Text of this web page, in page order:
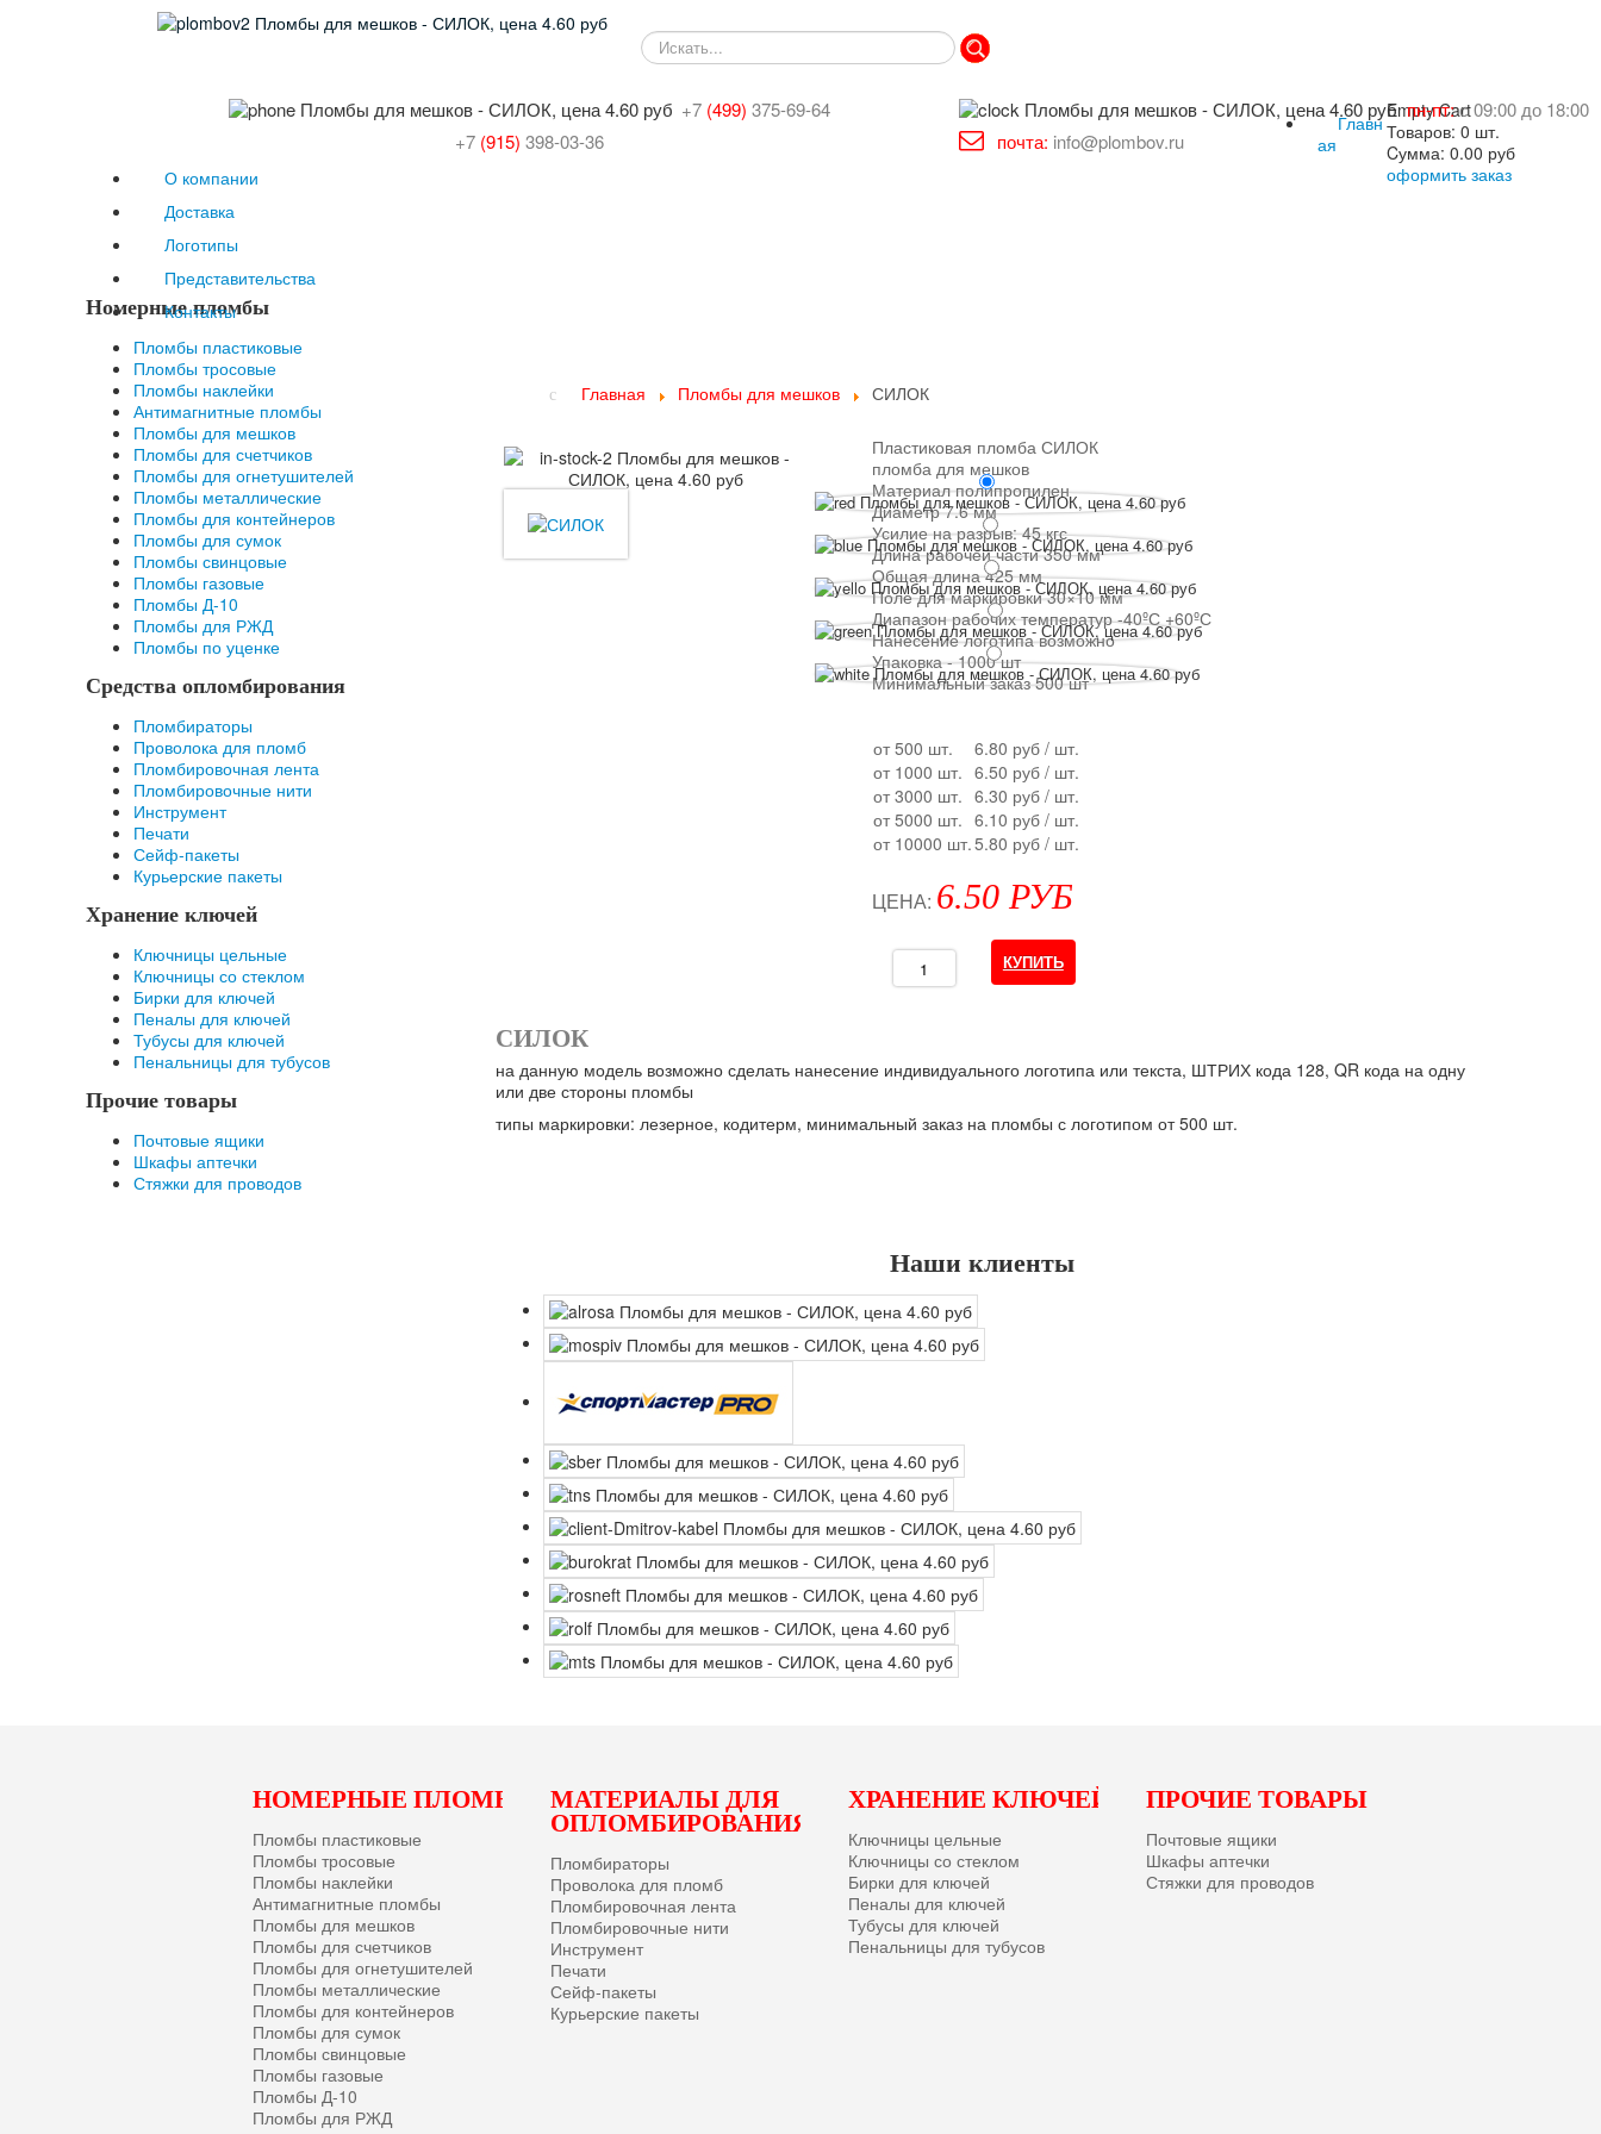
SEARCH
+7 (499) 375-69-64
+7 (915) 398-03-36
пн-пт:с 09:00 до 18:00
почта: info@plombov.ru
Empty Cart
Товаров: 0 шт.
Cумма: 0.00 руб
оформить заказ
Главн
ая
О компании
Доставка
Логотипы
Представительства
Контакты
Номерные пломбы
Пломбы пластиковые
Пломбы тросовые
Пломбы наклейки
Антимагнитные пломбы
Пломбы для мешков
Пломбы для счетчиков
Пломбы для огнетушителей
Пломбы металлические
Пломбы для контейнеров
Пломбы для сумок
Пломбы свинцовые
Пломбы газовые
Пломбы Д-10
Пломбы для РЖД
Пломбы по уценке
Средства опломбирования
Пломбираторы
Проволока для пломб
Пломбировочная лента
Пломбировочные нити
Инструмент
Печати
Сейф-пакеты
Курьерские пакеты
Хранение ключей
Ключницы цельные
Ключницы со стеклом
Бирки для ключей
Пеналы для ключей
Тубусы для ключей
Пенальницы для тубусов
Прочие товары
Почтовые ящики
Шкафы аптечки
Стяжки для проводов
Главная Пломбы для мешков СИЛОК
Пластиковая пломба СИЛОК
пломба для мешков
Материал полипропилен
Диаметр 7.6 мм
Усилие на разрыв: 45 кгс
Длина рабочей части 350 мм
Общая длина 425 мм
Поле для маркировки 30×10 мм
Диапазон рабочих температур -40ºС +60ºС
Нанесение логотипа возможно
Упаковка - 1000 шт
Минимальный заказ 500 шт
от 500 шт. 6.80 руб / шт.
от 1000 шт. 6.50 руб / шт.
от 3000 шт. 6.30 руб / шт.
от 5000 шт. 6.10 руб / шт.
от 10000 шт.5.80 руб / шт.
ЦЕНА: 6.50 РУБ
СИЛОК
на данную модель возможно сделать нанесение индивидуального логотипа или текста, ШТРИХ кода 128, QR кода на одну
или две стороны пломбы
типы маркировки: лезерное, кодитерм, минимальный заказ на пломбы с логотипом от 500 шт.
Наши клиенты
НОМЕРНЫЕ ПЛОМБЫ
Пломбы пластиковые
Пломбы тросовые
Пломбы наклейки
Антимагнитные пломбы
Пломбы для мешков
Пломбы для счетчиков
Пломбы для огнетушителей
Пломбы металлические
Пломбы для контейнеров
Пломбы для сумок
Пломбы свинцовые
Пломбы газовые
Пломбы Д-10
Пломбы для РЖД
МАТЕРИАЛЫ ДЛЯ
ОПЛОМБИРОВАНИЯ
Пломбираторы
Проволока для пломб
Пломбировочная лента
Пломбировочные нити
Инструмент
Печати
Сейф-пакеты
Курьерские пакеты
ХРАНЕНИЕ КЛЮЧЕЙ
Ключницы цельные
Ключницы со стеклом
Бирки для ключей
Пеналы для ключей
Тубусы для ключей
Пенальницы для тубусов
ПРОЧИЕ ТОВАРЫ
Почтовые ящики
Шкафы аптечки
Стяжки для проводов